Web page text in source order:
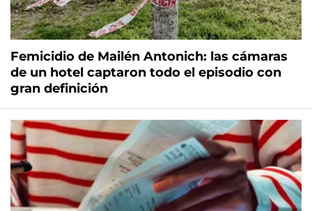
Femicidio de Mailén Antonich: las cámaras
de un hotel captaron todo el episodio con
gran definición